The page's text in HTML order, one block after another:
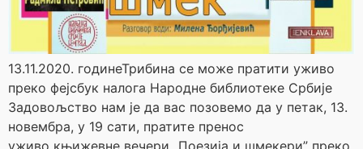
13.11.2020. годинеТрибина се може пратити уживо
преко фејсбук налога Народне библиотеке Србије
Задовољство нам је да вас позовемо да у петак, 13.
новембра, у 19 сати, пратите пренос